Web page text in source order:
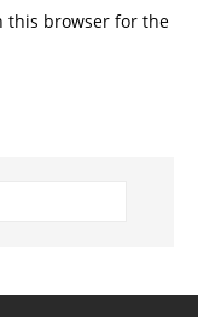
this browser for the